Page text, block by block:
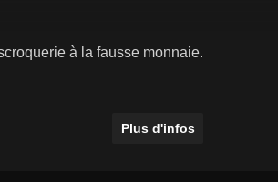
à la fausse monnaie.
Plus d'infos